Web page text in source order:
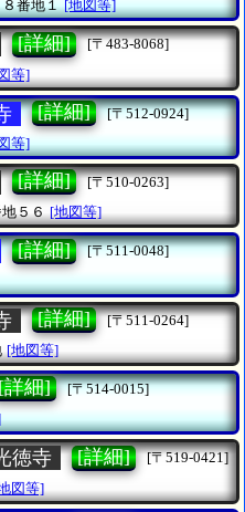
番地１ [地図等]
[詳細]
[〒483-8068]
等]
[詳細]
[〒512-0924]
等]
[詳細]
[〒510-0263]
５６ [地図等]
[詳細]
[〒511-0048]
[詳細]
[〒511-0264]
[地図等]
詳細]
[〒514-0015]
徳寺 [詳細]
[〒519-0421]
図等]